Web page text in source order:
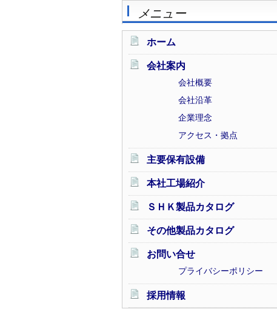
会社沿革
企業理念
アクセス・拠点
メニュー
ホーム
会社案内
会社概要
会社沿革
企業理念
アクセス・拠点
主要保有設備
本社工場紹介
ＳＨＫ製品カタログ
その他製品カタログ
お問い合せ
プライバシーポリシー
採用情報